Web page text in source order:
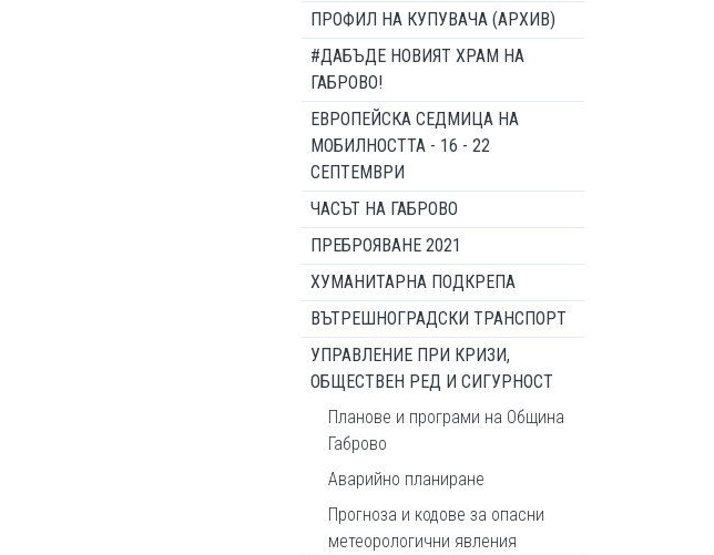
ПРОФИЛ НА КУПУВАЧА (АРХИВ)
#ДАБЪДЕ НОВИЯТ ХРАМ НА
ГАБРОВО!
ЕВРОПЕЙСКА СЕДМИЦА НА
МОБИЛНОСТТА - 16 - 22
СЕПТЕМВРИ
ЧАСЪТ НА ГАБРОВО
ПРЕБРОЯВАНЕ 2021
ХУМАНИТАРНА ПОДКРЕПА
ВЪТРЕШНОГРАДСКИ ТРАНСПОРТ
УПРАВЛЕНИЕ ПРИ КРИЗИ,
ОБЩЕСТВЕН РЕД И СИГУРНОСТ
Планове и програми на Община
Габрово
Аварийно планиране
Прогноза и кодове за опасни
метеорологични явления